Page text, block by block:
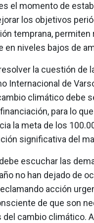
el momento de
los objetivos
temprana,
en niveles bajos de
la cuestión de
Internacional de
climático debe
para lo
la meta de los
significativa del
escuchar las
no han dejado de
acción
de que son
cambio climático.